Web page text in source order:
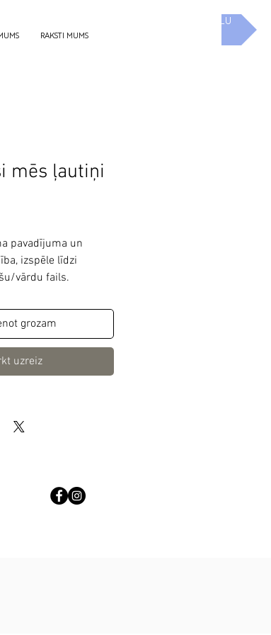
RAKSTI MUMS
UZ E-SKOLU
mēs ļautiņi
pavadījuma un
izspēle līdzi
vārdu fails.
grozam
uzreiz